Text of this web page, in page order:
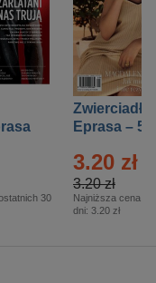
30
Zwierciadło
Eprasa – 5/
3.20 zł
3.20 zł
Najniższa cena z
dni: 3.20 zł